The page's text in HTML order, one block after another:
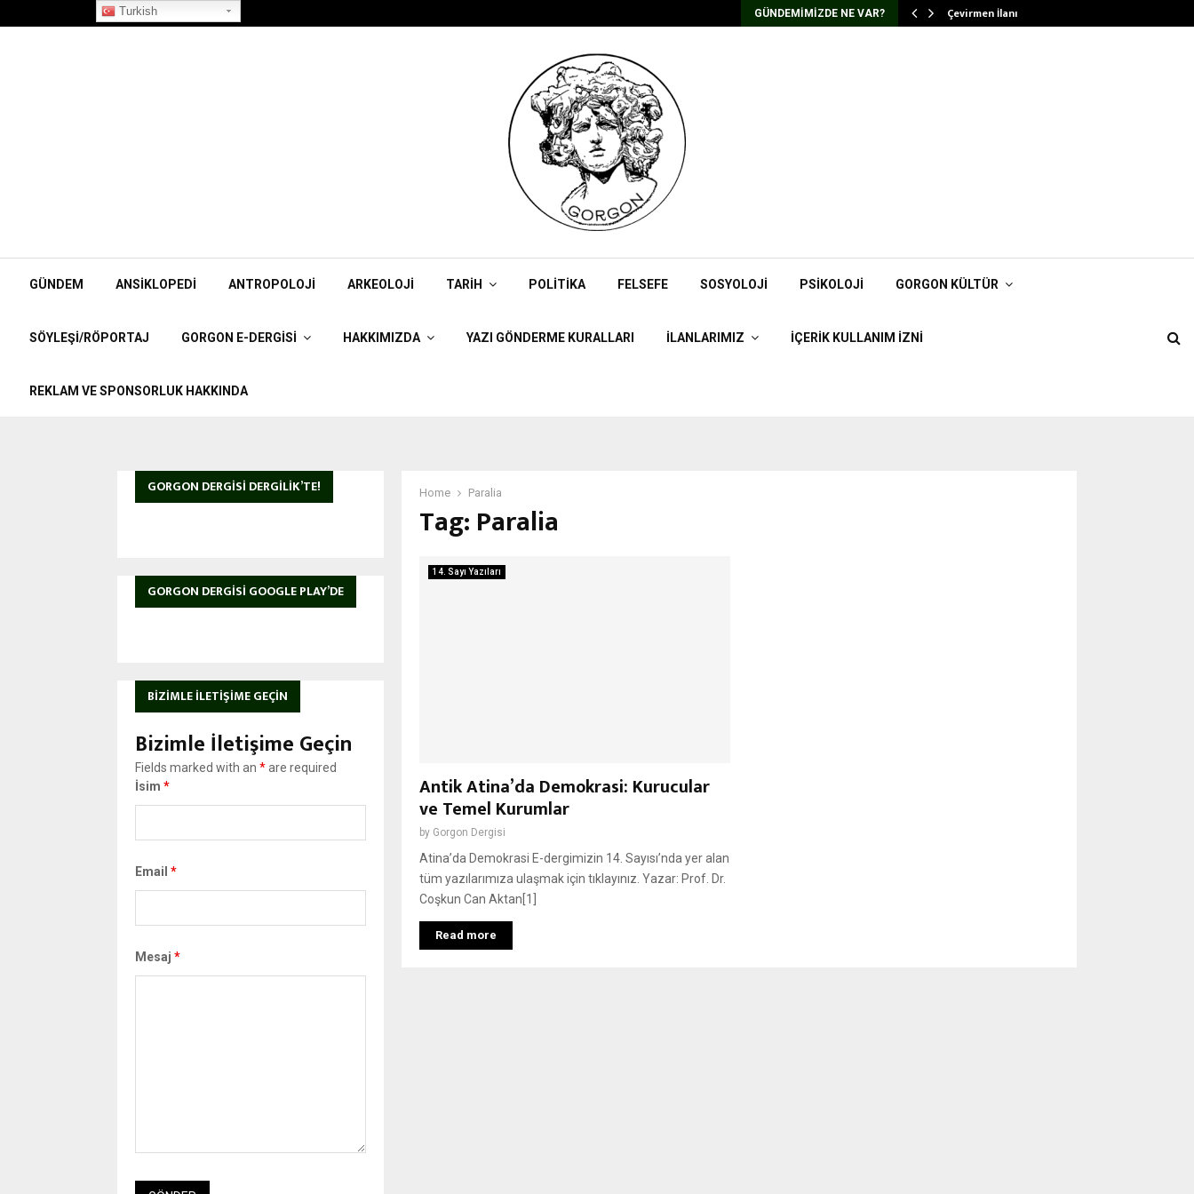
GÜNDEMIMIZDE NE VAR?
”Korpiklaani” Röportajı Çevirmen İlanı
GÜNDEM ANSIKLOPEDI ANTROPOLOJI ARKEOLOJI TARIH POLITIKA FELSEFE SOSYOLOJI PSIKOLOJI GORGON KÜLTÜR
SÖYLEŞI/RÖPORTAJ GORGON E-DERGISI HAKKIMIZDA YAZI GÖNDERME KURALLARI İLANLARIMIZ İÇERIK KULLANIM İZNI
REKLAM VE SPONSORLUK HAKKINDA
Home Paralia
Tag: Paralia
14. Sayı Yazıları
Antik Atina’da Demokrasi: Kurucular
ve Temel Kurumlar
by Gorgon Dergisi
Atina’da Demokrasi E-dergimizin 14. Sayısı’nda yer alan
tüm yazılarımıza ulaşmak için tıklayınız. Yazar: Prof. Dr.
Coşkun Can Aktan[1]
Read more
GORGON DERGISI DERGILIK’TE!
GORGON DERGISI GOOGLE PLAY’DE
BIZIMLE İLETIŞIME GEÇIN
Bizimle İletişime Geçin
Fields marked with an *are required
İsim *
Email *
Mesaj *
Turkish